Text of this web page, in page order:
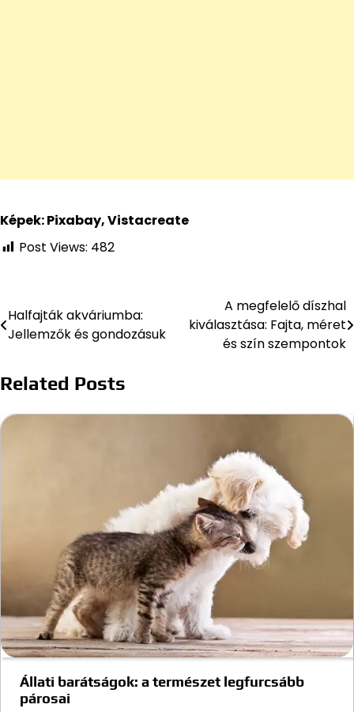
Képek: Pixabay, Vistacreate
Post Views: 482
Bejegyzés
navigáció
Halfajták akváriumba:
Jellemzők és gondozásuk
A megfelelő díszhal
kiválasztása: Fajta, méret
és szín szempontok
Related Posts
Állati barátságok: a természet legfurcsább
párosai